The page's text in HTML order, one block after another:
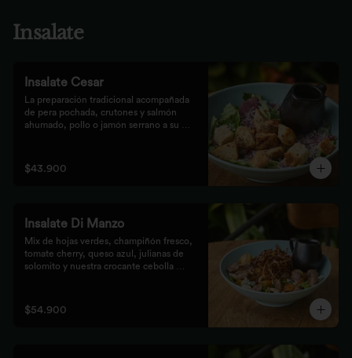
Insalate
Insalate Cesar
La preparación tradicional acompañada
de pera pochada, crutones y salmón
ahumado, pollo o jamón serrano a su
$43.900
Insalate Di Manzo
Mix de hojas verdes, champiñón fresco,
tomate cherry, queso azul, julianas de
solomito y nuestra crocante cebolla
$54.900